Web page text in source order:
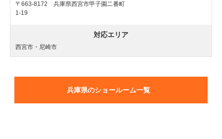
〒663-8172 兵庫県西宮市甲子園二番町
1-19
対応エリア
西宮市・尼崎市
兵庫県のショールーム一覧